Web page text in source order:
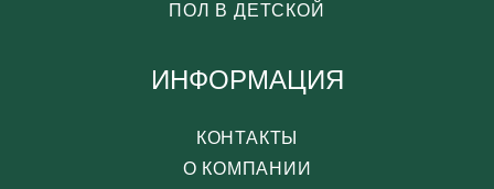
ПОЛ В ДЕТСКОЙ
ИНФОРМАЦИЯ
КОНТАКТЫ
О КОМПАНИИ